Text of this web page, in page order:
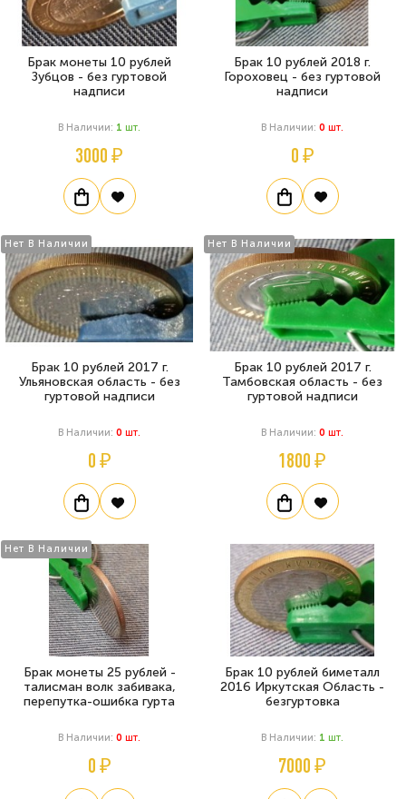
Брак монеты 10 рублей
Зубцов - без гуртовой
надписи
В Наличии: 1 Шт.
3000 ₽
Брак 10 рублей 2018 г.
Гороховец - без гуртовой
надписи
В Наличии: 0 Шт.
0 ₽
Нет В Наличии
Брак 10 рублей 2017 г.
Ульяновская область - без
гуртовой надписи
В Наличии: 0 Шт.
0 ₽
Нет В Наличии
Брак 10 рублей 2017 г.
Тамбовская область - без
гуртовой надписи
В Наличии: 0 Шт.
1800 ₽
Нет В Наличии
Брак монеты 25 рублей -
талисман волк забивака,
перепутка-ошибка гурта
В Наличии: 0 Шт.
0 ₽
Брак 10 рублей биметалл
2016 Иркутская Область -
безгуртовка
В Наличии: 1 Шт.
7000 ₽